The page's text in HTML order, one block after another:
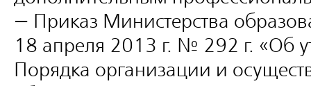
— Приказ Министерства
18 апреля 2013 г. № 292 г. «Об
Порядка организации и